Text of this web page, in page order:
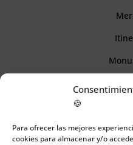
🍪
Para ofrecer las mejores
cookies para almacenar y/o